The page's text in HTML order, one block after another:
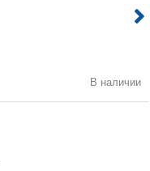
В наличии